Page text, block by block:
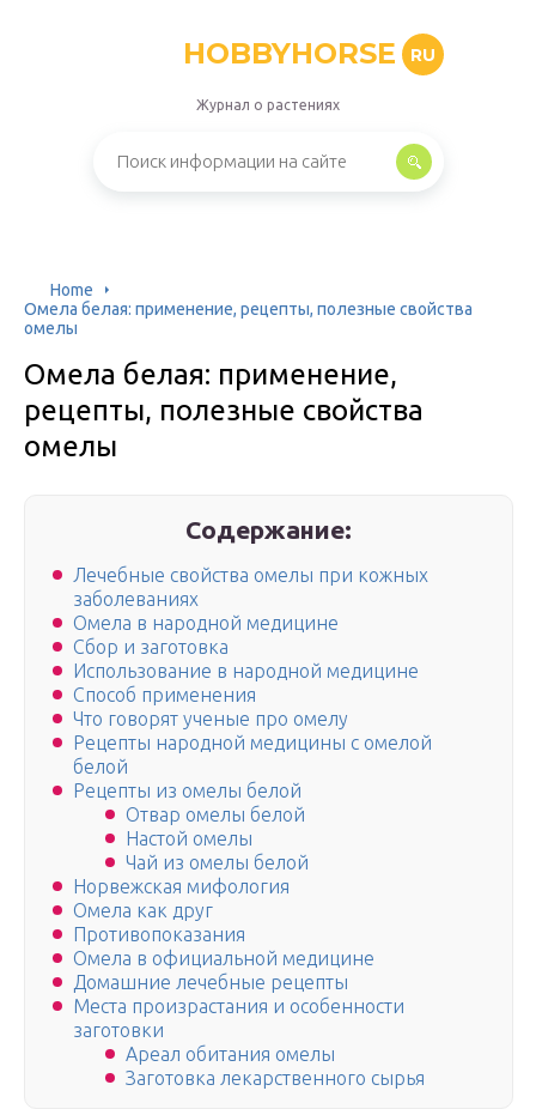
HOBBYHORSE RU
Журнал о растениях
Home
Омела белая: применение, рецепты, полезные свойства
омелы
Омела белая: применение,
рецепты, полезные свойства
омелы
Содержание:
Лечебные свойства омелы при кожных
заболеваниях
Омела в народной медицине
Сбор и заготовка
Использование в народной медицине
Способ применения
Что говорят ученые про омелу
Рецепты народной медицины с омелой
белой
Рецепты из омелы белой
Отвар омелы белой
Настой омелы
Чай из омелы белой
Норвежская мифология
Омела как друг
Противопоказания
Омела в официальной медицине
Домашние лечебные рецепты
Места произрастания и особенности
заготовки
Ареал обитания омелы
Заготовка лекарственного сырья